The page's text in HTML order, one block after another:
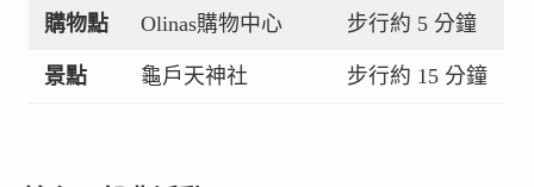
購物點 Olinas購物中心 步行約 5 分鐘
景點 龜戶天神社 步行約 15 分鐘